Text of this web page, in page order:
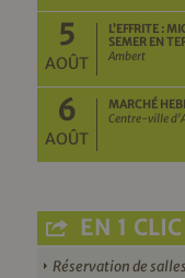
5
AOÛT
L’EFFRITE :
SEMER EN
Ambert
6
AOÛT
MARCHÉ
Centre-ville
EN 1 CLIC
Réservation de